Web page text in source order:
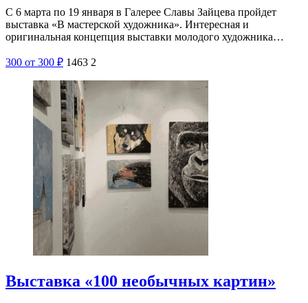
С 6 марта по 19 января в Галерее Славы Зайцева пройдет
выставка «В мастерской художника». Интересная и
оригинальная концепция выставки молодого художника…
300 от 300 ₽ 1463 2
Выставка «100 необычных картин»